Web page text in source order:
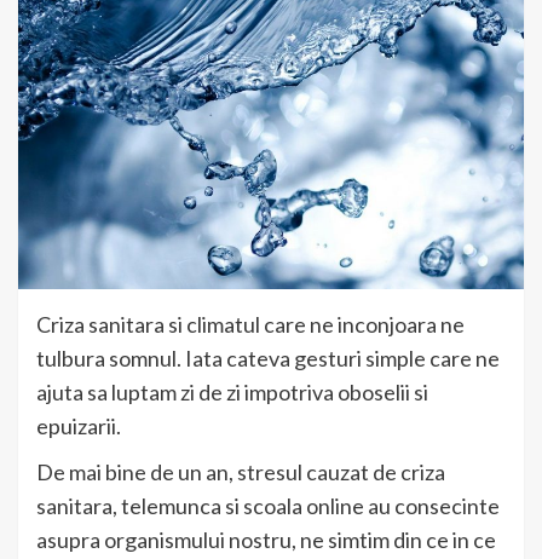
Criza sanitara si climatul care ne inconjoara ne
tulbura somnul. Iata cateva gesturi simple care ne
ajuta sa luptam zi de zi impotriva oboselii si
epuizarii.
De mai bine de un an, stresul cauzat de criza
sanitara, telemunca si scoala online au consecinte
asupra organismului nostru, ne simtim din ce in ce